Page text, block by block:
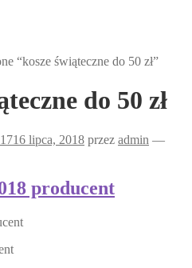
“kosze świąteczne do 50 zł”
do 50 zł
16 lipca, 2018 przez admin —
producent